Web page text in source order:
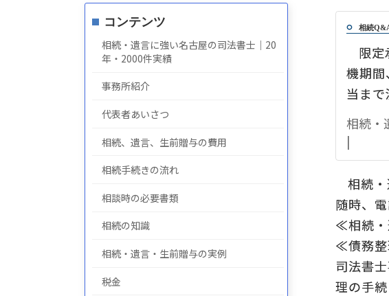
相続
限定
機期
当まで
相続・
|
相続
随時、
≪相続・
≪債務
司法書
理の手
コンテンツ
相続・遺言に強い名古屋の司法書士｜20
年・2000件実績
事務所紹介
代表者あいさつ
相続、遺言、生前贈与の費用
相続手続きの流れ
相談時の必要書類
相続の知識
相続・遺言・生前贈与の実例
税金